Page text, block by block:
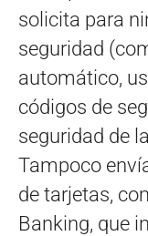
solicita para
seguridad
automático,
códigos de
seguridad de
Tampoco
de tarjetas,
Banking, que